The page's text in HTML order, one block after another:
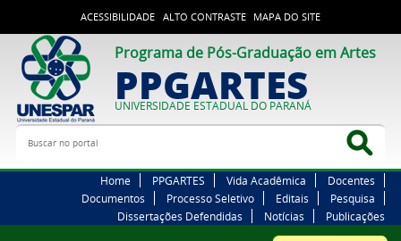
ACESSIBILIDADE ALTO CONTRASTE MAPA DO SITE
Programa de Pós-Graduação em Artes
PPGARTES
UNIVERSIDADE ESTADUAL DO PARANÁ
Buscar no portal
Home PPGARTES Vida Acadêmica
Docentes
Documentos
Processo Seletivo Editais
Pesquisa
Dissertações Defendidas
Notícias Publicações